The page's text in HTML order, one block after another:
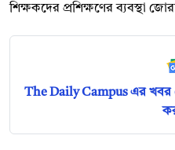
শিক্ষকদের প্রশিক্ষণের ব্যবস্থা
The Daily Campus এর